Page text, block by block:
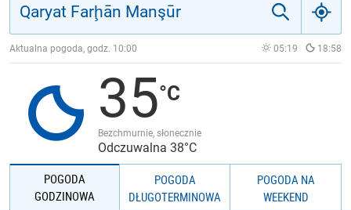
ŚWIAT
JAKOŚĆ POWIETRZA
Aktualna pogoda, godz. 10:00 05:19 18:58
35
Bezchmurnie, słonecznie
Odczuwalna 38°C
POGODA
GODZINOWA
POGODA
DŁUGOTERMINOWA
POGODA NA
WEEKEND